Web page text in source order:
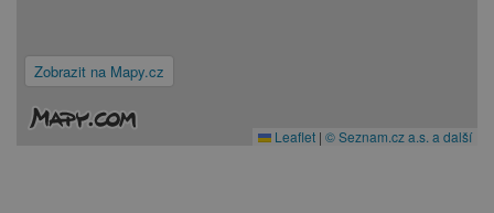
Zobrazit na Mapy.cz
Leaflet | © Seznam.cz a.s. a další